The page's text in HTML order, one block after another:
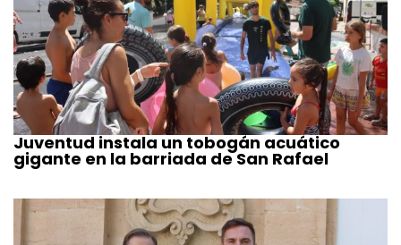
Juventud instala un tobogán acuático
gigante en la barriada de San Rafael